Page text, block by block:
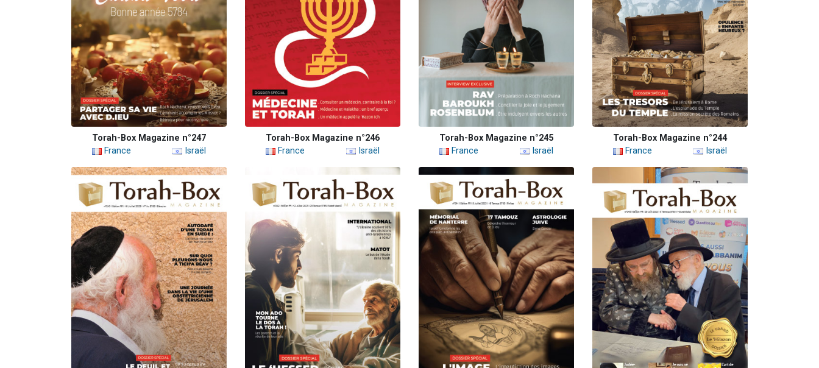
Torah-Box Magazine n°247
France
Israël
Torah-Box Magazine n°246
France
Israël
Torah-Box Magazine n°245
France
Israël
Torah-Box Magazine n°244
France
Israël